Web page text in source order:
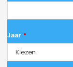
Jaar *
Kiezen